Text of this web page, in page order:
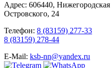
Адрес: 606440, Нижегородская
Островского, 24
Телефон: 8 (83159) 277-33
8 (83159) 278-44
E-Mail: ksb-nn@yandex.ru